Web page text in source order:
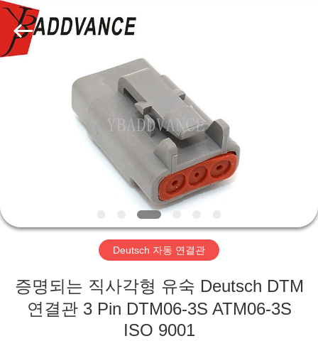
우
리
대
자.
Copyright
2019
2026
Xi'An
Deutsch 자동 연결관
증명되는 직사각형 유숙 Deutsch DTM
연결관 3 Pin DTM06-3S ATM06-3S
ISO 9001